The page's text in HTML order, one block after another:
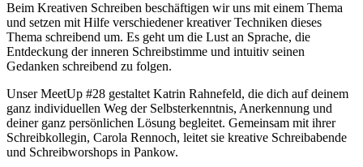
Beim Kreativen Schreiben beschäftigen wir uns mit einem Thema
und setzen mit Hilfe verschiedener kreativer Techniken dieses
Thema schreibend um. Es geht um die Lust an Sprache, die
Entdeckung der inneren Schreibstimme und intuitiv seinen
Gedanken schreibend zu folgen.
Unser MeetUp #28 gestaltet Katrin Rahnefeld, die dich auf deinem
ganz individuellen Weg der Selbsterkenntnis, Anerkennung und
deiner ganz persönlichen Lösung begleitet. Gemeinsam mit ihrer
Schreibkollegin, Carola Rennoch, leitet sie kreative Schreibabende
und Schreibworshops in Pankow.